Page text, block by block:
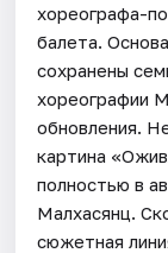
хореографа-
балета.
сохранены
хореографии
обновления.
картина
полностью в
Малхасянц.
сюжетная